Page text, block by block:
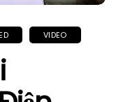
VIDEO